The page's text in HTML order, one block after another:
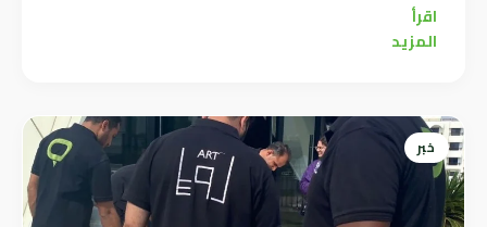
اقرأ
المزيد
خبر